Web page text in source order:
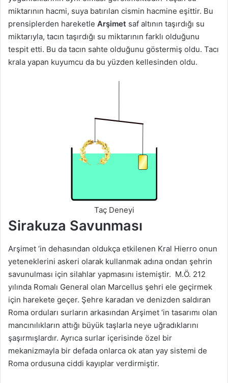
miktarının hacmi, suya batırılan cismin hacmine eşittir. Bu
prensiplerden hareketle Arşimet saf altının taşırdığı su
miktarıyla, tacın taşırdığı su miktarının farklı olduğunu
tespit etti. Bu da tacın sahte olduğunu göstermiş oldu. Tacı
krala yapan kuyumcu da bu yüzden kellesinden oldu.
Taç Deneyi
Sirakuza Savunması
Arşimet ‘in dehasından oldukça etkilenen Kral Hierro onun
yeteneklerini askeri olarak kullanmak adına ondan şehrin
savunulması için silahlar yapmasını istemiştir. M.Ö. 212
yılında Romalı General olan Marcellus şehri ele geçirmek
için harekete geçer. Şehre karadan ve denizden saldıran
Roma orduları surların arkasından Arşimet ‘in tasarımı olan
mancınılıkların attığı büyük taşlarla neye uğradıklarını
şaşırmışlardır. Ayrıca surlar içerisinde özel bir
mekanizmayla bir defada onlarca ok atan yay sistemi de
Roma ordusuna ciddi kayıplar verdirmiştir.